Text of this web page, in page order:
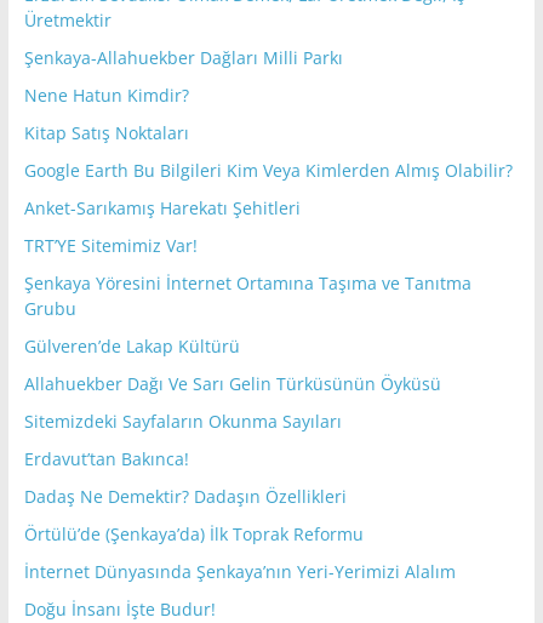
Üretmektir
Şenkaya-Allahuekber Dağları Milli Parkı
Nene Hatun Kimdir?
Kitap Satış Noktaları
Google Earth Bu Bilgileri Kim Veya Kimlerden Almış Olabilir?
Anket-Sarıkamış Harekatı Şehitleri
TRT’YE Sitemimiz Var!
Şenkaya Yöresini İnternet Ortamına Taşıma ve Tanıtma
Grubu
Gülveren’de Lakap Kültürü
Allahuekber Dağı Ve Sarı Gelin Türküsünün Öyküsü
Sitemizdeki Sayfaların Okunma Sayıları
Erdavut’tan Bakınca!
Dadaş Ne Demektir? Dadaşın Özellikleri
Örtülü’de (Şenkaya’da) İlk Toprak Reformu
İnternet Dünyasında Şenkaya’nın Yeri-Yerimizi Alalım
Doğu İnsanı İşte Budur!